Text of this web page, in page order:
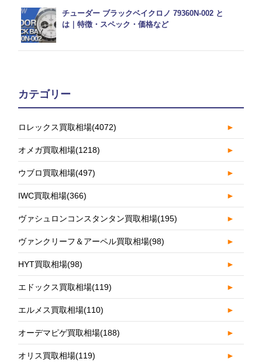
チューダー ブラックベイクロノ 79360N-002 と
は｜特徴・スペック・価格など
カテゴリー
ロレックス買取相場(4072) ►
オメガ買取相場(1218) ►
ウブロ買取相場(497) ►
IWC買取相場(366) ►
ヴァシュロンコンスタンタン買取相場(195) ►
ヴァンクリーフ＆アーペル買取相場(98) ►
HYT買取相場(98) ►
エドックス買取相場(119) ►
エルメス買取相場(110) ►
オーデマピゲ買取相場(188) ►
オリス買取相場(119) ►